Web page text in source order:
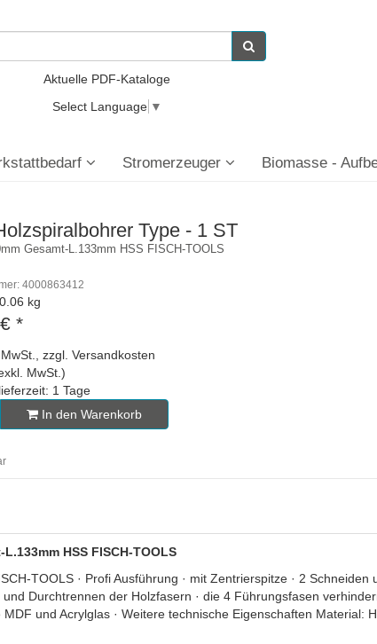
Aktuelle PDF-Kataloge
Select Language ▼
Stromerzeuger Biomasse -
Type - 1 ST
Gesamt-L.133mm HSS FISCH-TOOLS
4000863412
kg
*
zzgl. Versandkosten
MwSt.)
1 Tage
In den Warenkorb
HSS FISCH-TOOLS
TOOLS · Profi Ausführung · mit Zentrierspitze · 2 Schneiden
Durchtrennen der Holzfasern · die 4 Führungsfasen
und Acrylglas · Weitere technische Eigenschaften Material: